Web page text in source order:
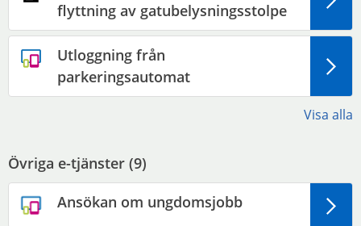
flyttning av gatubelysningsstolpe
Utloggning från
parkeringsautomat
Visa alla
Övriga e-tjänster (9)
Ansökan om ungdomsjobb